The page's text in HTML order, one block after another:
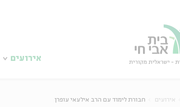
אירועים
אירועים חבורת לימוד עם הרב אילעאי עופרן